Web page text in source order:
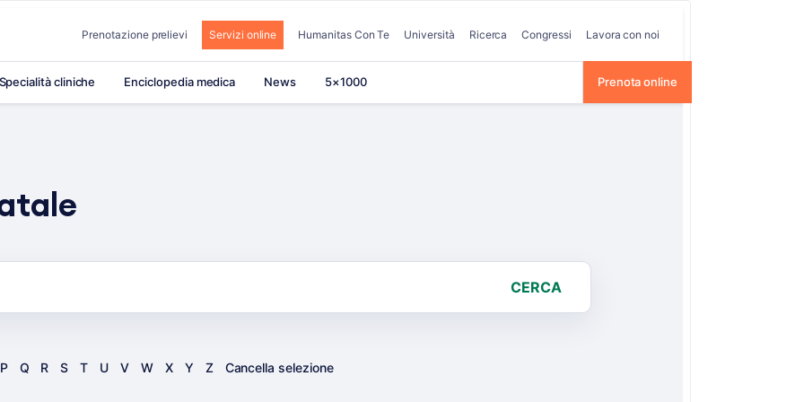
Prenotazione prelievi Servizi online Humanitas Con Te Università Ricerca Congressi Lavora con noi
Specialità cliniche Enciclopedia medica News 5×1000 Prenota online
CERCA
P Q R S T U V W X Y Z Cancella selezione